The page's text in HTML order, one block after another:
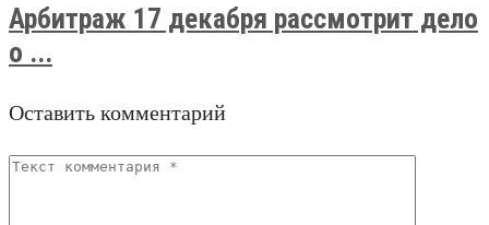
Арбитраж 17 декабря рассмотрит дело
о ...
Оставить комментарий